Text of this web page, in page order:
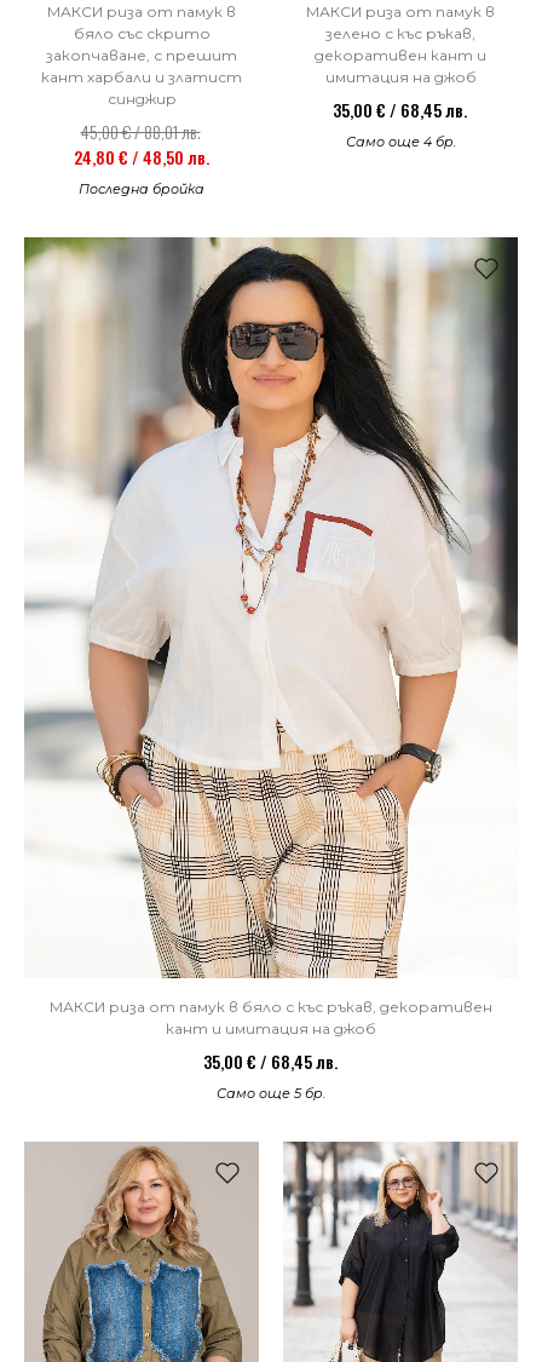
МАКСИ риза от памук в
бяло със скрито
закопчаване, с прешит
кант харбали и златист
синджир
45,00 € / 88,01 лв.
24,80 € / 48,50 лв.
Последна бройка
МАКСИ риза от памук в
зелено с къс ръкав,
декоративен кант и
имитация на джоб
35,00 € / 68,45 лв.
Само още 4 бр.
МАКСИ риза от памук в бяло с къс ръкав, декоративен
кант и имитация на джоб
35,00 € / 68,45 лв.
Само още 5 бр.